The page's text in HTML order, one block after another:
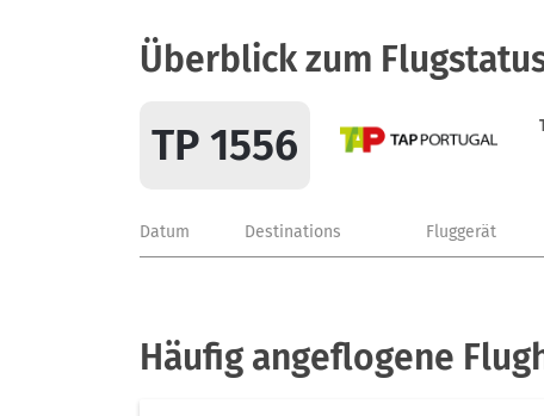
Überblick zum
TP 1556
Datum Destinations Fluggerät
Häufig angeflogene